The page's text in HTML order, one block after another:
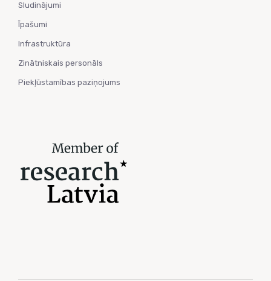
Sludinājumi
Īpašumi
Infrastruktūra
Zinātniskais personāls
Piekļūstamības paziņojums